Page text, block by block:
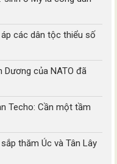
các dân tộc thiểu số
Dương của NATO đã
Techo: Cần một tầm
thăm Úc và Tân Lây